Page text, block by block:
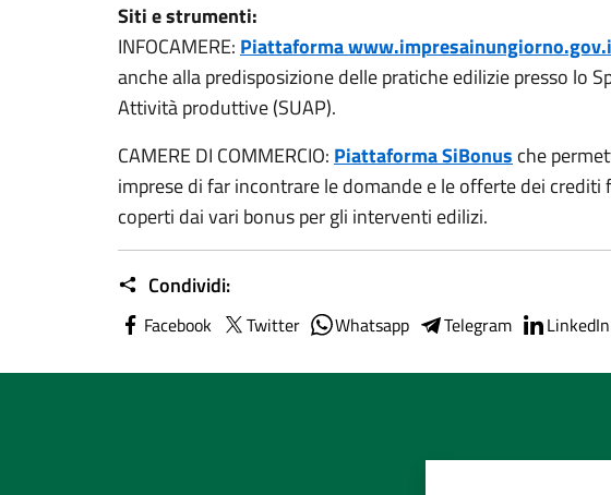
Siti e strumenti:
INFOCAMERE: Piattaforma
anche alla predisposizione delle pratiche edilizie presso lo
Attività produttive (SUAP).
CAMERE DI COMMERCIO: Piattaforma SiBonus che
imprese di far incontrare le domande e le offerte dei crediti
coperti dai vari bonus per gli interventi edilizi.
Condividi:
Facebook Twitter Whatsapp Telegram LinkedIn